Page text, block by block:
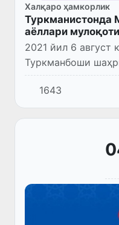
Халқаро ҳамкорлик
Туркманистонда
аёллари
2021 йил 6 август
Туркманбоши
давлатлари
маслаҳатлашув
Марказий Осиё
1643